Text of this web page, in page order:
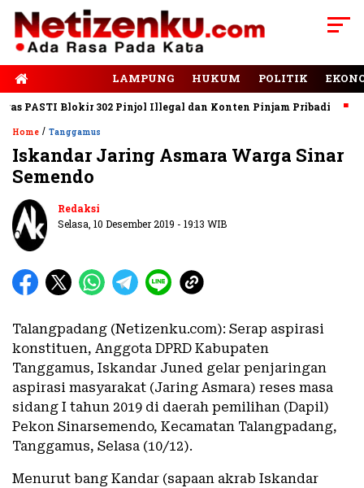
LAMPUNG HUKUM POLITIK
Blokir 302 Pinjol Illegal dan Konten Pinjam Pribadi
Home / Tanggamus
Iskandar Jaring Asmara Warga Sinar
Semendo
Redaksi
Selasa, 10 Desember 2019 - 19:13 WIB
Talangpadang (Netizenku.com): Serap aspirasi
konstituen, Anggota DPRD Kabupaten
Tanggamus, Iskandar Juned gelar penjaringan
aspirasi masyarakat (Jaring Asmara) reses masa
sidang I tahun 2019 di daerah pemilihan (Dapil)
Pekon Sinarsemendo, Kecamatan Talangpadang,
Tanggamus, Selasa (10/12).
Menurut bang Kandar (sapaan akrab Iskandar